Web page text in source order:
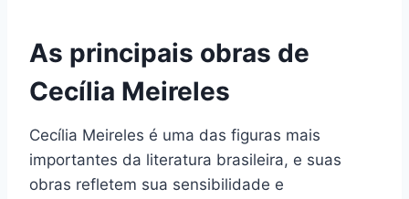
As principais obras de
Cecília Meireles
Cecília Meireles é uma das figuras mais
importantes da literatura brasileira, e suas
obras refletem sua sensibilidade e